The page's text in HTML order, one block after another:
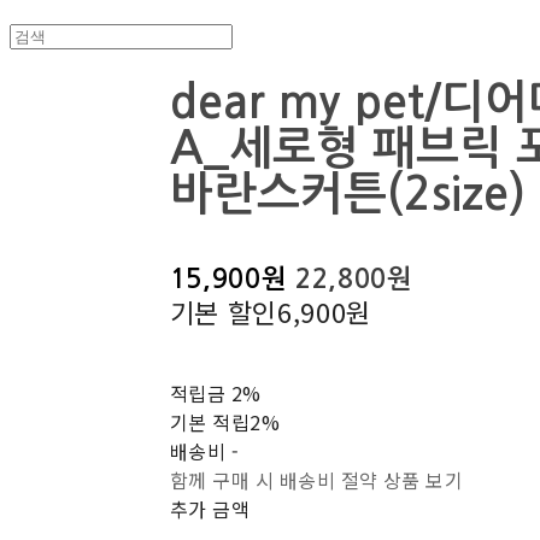
dear my pet/디어
A_세로형 패브릭
바란스커튼(2size)
15,900원 22,800원
기본 할인6,900원
적립금 2%
기본 적립2%
배송비 -
함께 구매 시 배송비 절약 상품 보기
추가 금액